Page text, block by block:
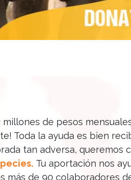
millones de pesos
Toda la ayuda es bien
tan adversa, queremos
Tu aportación nos
más de 90 colaboradores